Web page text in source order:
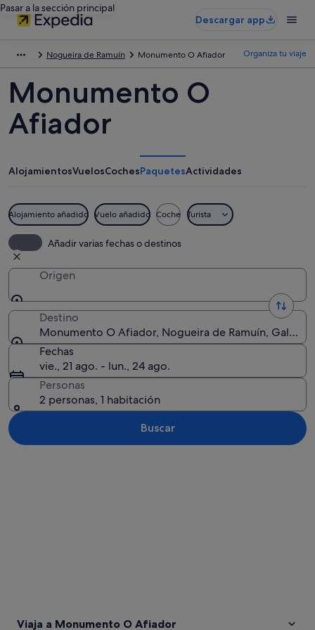
Pasar a la sección principal
Descargar app
Nogueira de Ramuín Monumento O Afiador Organiza tu viaje
Monumento O
Afiador
AlojamientosVuelosCochesPaquetesActividades
Alojamiento añadido Vuelo añadido Coche Turista
Añadir varias fechas o destinos
Origen
Destino
Monumento O Afiador, Nogueira de Ramuín, Galicia,
Fechas
vie., 21 ago. - lun., 24 ago.
Personas
2 personas, 1 habitación
Buscar
Viaja a Monumento O Afiador